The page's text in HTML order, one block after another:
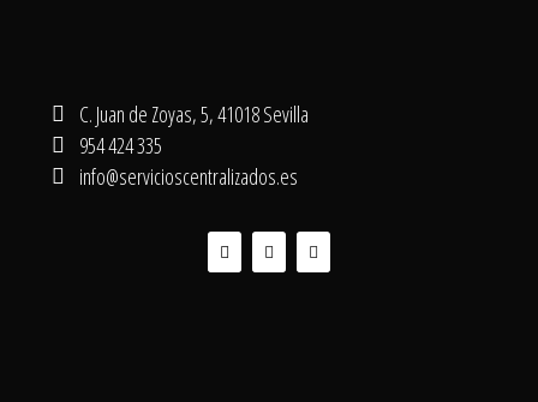
C. Juan de Zoyas, 5, 41018 Sevilla
954 424 335
info@servicioscentralizados.es